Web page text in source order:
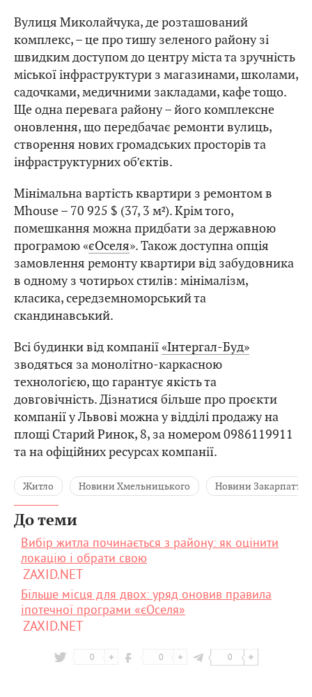
Вулиця Миколайчука, де розташований
комплекс, – це про тишу зеленого району зі
швидким доступом до центру міста та зручність
міської інфраструктури з магазинами, школами,
садочками, медичними закладами, кафе тощо.
Ще одна перевага району – його комплексне
оновлення, що передбачає ремонти вулиць,
створення нових громадських просторів та
інфраструктурних об’єктів.
Мінімальна вартість квартири з ремонтом в
Mhouse – 70 925 $ (37, 3 м²). Крім того,
помешкання можна придбати за державною
програмою «єОселя». Також доступна опція
замовлення ремонту квартири від забудовника
в одному з чотирьох стилів: мінімалізм,
класика, середземноморський та
скандинавський.
Всі будинки від компанії«Інтергал-Буд»
зводяться за монолітно-каркасною
технологією, що гарантує якість та
довговічність. Дізнатися більше про проєкти
компанії у Львові можна у відділі продажу на
площі Старий Ринок, 8, за номером 0986119911
та на офіційних ресурсах компанії.
Житло Новини Хмельницького Новини Закарпаття
До теми
Вибір житла починається з району: як оцінити
локацію і обрати свою
ZAXID.NET
Більше місця для двох: уряд оновив правила
іпотечної програми «єОселя»
ZAXID.NET
0 0 0